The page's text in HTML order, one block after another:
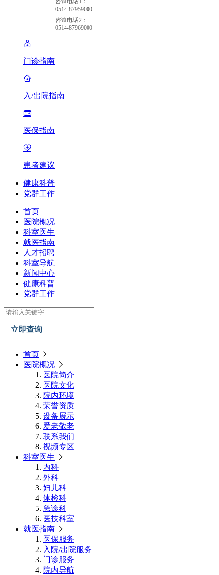
0514-87959000
咨询电话2：
0514-87969000
门诊指南
入/出院指南
医保指南
患者建议
健康科普
党群工作
首页
医院概况
科室医生
就医指南
人才招聘
科室导航
新闻中心
健康科普
党群工作
立即查询
首页
医院概况
医院简介
医院文化
院内环境
荣誉资质
设备展示
爱老敬老
联系我们
视频专区
科室医生
内科
外科
妇儿科
体检科
急诊科
医技科室
就医指南
医保服务
入院/出院服务
门诊服务
院内导航